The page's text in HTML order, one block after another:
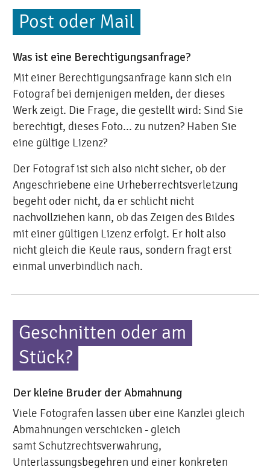
Was ist eine Berechtigungsanfrage?
Mit einer Berechtigungsanfrage kann sich ein
Fotograf bei demjenigen melden, der dieses
Werk zeigt. Die Frage, die gestellt wird: Sind Sie
berechtigt, dieses Foto... zu nutzen? Haben Sie
eine gültige Lizenz?
Der Fotograf ist sich also nicht sicher, ob der
Angeschriebene eine Urheberrechtsverletzung
begeht oder nicht, da er schlicht nicht
nachvollziehen kann, ob das Zeigen des Bildes
mit einer gültigen Lizenz erfolgt. Er holt also
nicht gleich die Keule raus, sondern fragt erst
einmal unverbindlich nach.
Post oder Mail
Geschnitten oder am
Stück?
Der kleine Bruder der Abmahnung
Viele Fotografen lassen über eine Kanzlei gleich
Abmahnungen verschicken - gleich
samt Schutzrechtsverwahrung,
Unterlassungsbegehren und einer konkreten